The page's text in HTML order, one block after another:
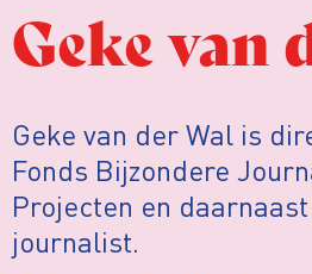
Geke van
Geke van der Wal is
Fonds Bijzondere
Projecten en
journalist.